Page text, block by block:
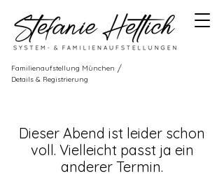
Familienaufstellung München /
Details & Registrierung
Dieser Abend ist leider schon
voll. Vielleicht passt ja ein
anderer Termin.